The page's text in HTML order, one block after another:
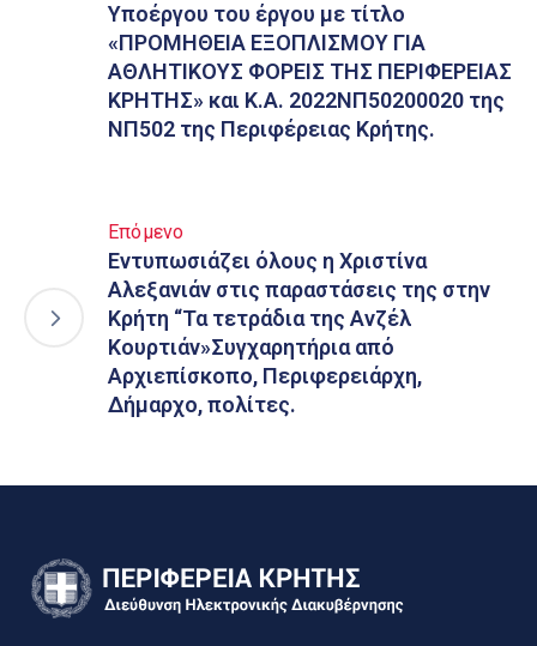
Υποέργου του έργου με τίτλο
«ΠΡΟΜΗΘΕΙΑ ΕΞΟΠΛΙΣΜΟΥ ΓΙΑ
ΑΘΛΗΤΙΚΟΥΣ ΦΟΡΕΙΣ ΤΗΣ ΠΕΡΙΦΕΡΕΙΑΣ
ΚΡΗΤΗΣ» και Κ.Α. 2022ΝΠ50200020 της
ΝΠ502 της Περιφέρειας Κρήτης.
Επόμενο
Εντυπωσιάζει όλους η Χριστίνα
Αλεξανιάν στις παραστάσεις της στην
Κρήτη “Τα τετράδια της Ανζέλ
Κουρτιάν»Συγχαρητήρια από
Αρχιεπίσκοπο, Περιφερειάρχη,
Δήμαρχο, πολίτες.